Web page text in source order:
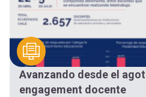
Avanzando desde el
engagement docente